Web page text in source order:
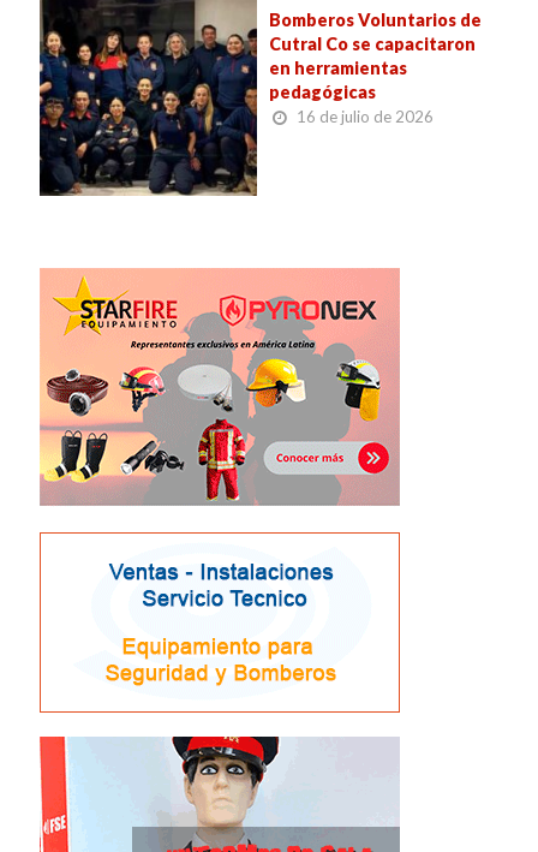
Bomberos Voluntarios de
Cutral Co se capacitaron
en herramientas
pedagógicas
16 de julio de 2026